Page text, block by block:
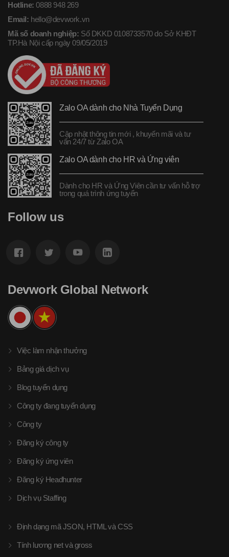
Hotline: 0888 948 269
Email: hello@devwork.vn
Mã số doanh nghiệp: Số DKKD 0108733570 do Sở KHĐT
TP.Hà Nội cấp ngày 09/05/2019
Zalo OA dành cho Nhà Tuyển Dụng
Cập nhật thông tin mới , khuyến mãi và tư
vấn 24/7 từ Zalo OA
Zalo OA dành cho HR và Ứng viên
Dành cho HR và Ứng Viên cần tư vấn hỗ trợ
trong quá trình ứng tuyển
Follow us
Devwork Global Network
Việc làm nhận thưởng
Bảng giá dịch vụ
Blog tuyển dụng
Công ty đang tuyển dụng
Công ty
Đăng ký công ty
Đăng ký ứng viên
Đăng ký Headhunter
Dịch vụ Staffing
Định dạng mã JSON, HTML và CSS
Tính lương net và gross